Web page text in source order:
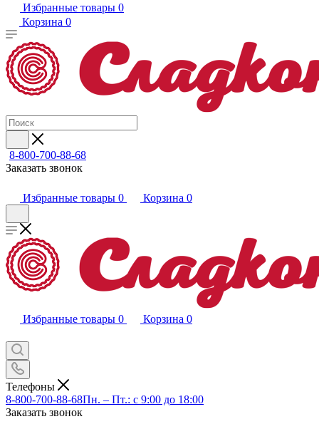
Избранные товары 0
Корзина 0
8-800-700-88-68
Заказать звонок
Избранные товары 0 Корзина 0
Избранные товары 0 Корзина 0
Телефоны
8-800-700-88-68Пн. – Пт.: с 9:00 до 18:00
Заказать звонок